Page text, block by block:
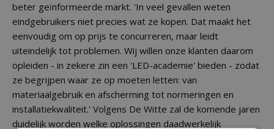
beter geïnformeerde markt. 'In veel gevallen weten
eindgebruikers niet precies wat ze kopen. Dat maakt het
eenvoudig om op prijs te concurreren, maar leidt
uiteindelijk tot problemen. Wij willen onze klanten daarom
opleiden - in zekere zin een 'LED-academie' bieden - zodat
ze begrijpen waar ze op moeten letten: van
materiaalgebruik en afscherming tot normeringen en
installatiekwaliteit.' Volgens De Witte zal de komende jaren
duidelijk worden welke oplossingen daadwerkelijk